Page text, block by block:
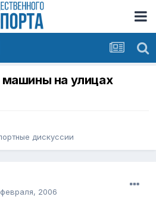
на улицах
дискуссии
2006